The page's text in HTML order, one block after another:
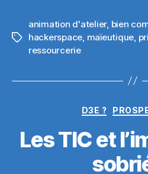
Étiquettes
animation d'atelier, bien
hackerspace, maïeutique,
ressourcerie
D3E ?
Les TIC et